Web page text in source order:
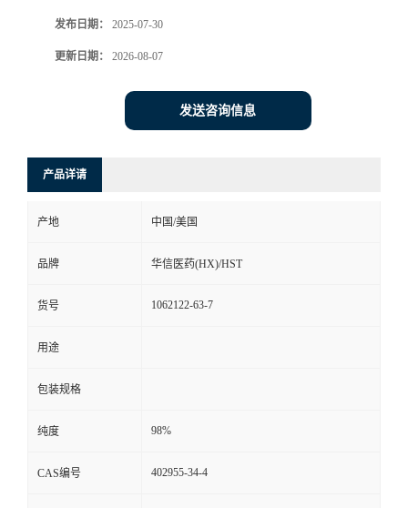
方
发布日期： 2025-07-30
更新日期： 2026-08-07
发送咨询信息
产品详请
产地 中国/美国
品牌 华信医药(HX)/HST
货号 1062122-63-7
用途
包装规格
纯度 98%
CAS编号 402955-34-4